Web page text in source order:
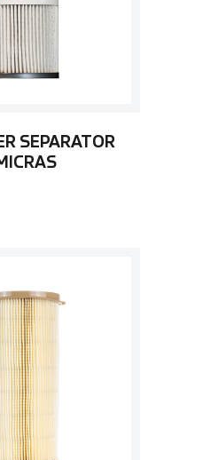
SEPARATOR